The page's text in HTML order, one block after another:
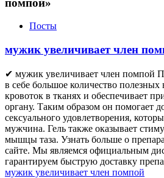
помпой»
Посты
мужик увеличивает член
✔ мужик увеличивает член помпой
в себе большое количество полезных
кровоток в тканях и обеспечивает
органу. Таким образом он помогает
сексуального удовлетворения,
мужчина. Гель также оказывает
мышцы таза. Узнать больше о
сайте. Мы являемся официальным
гарантируем быструю доставку
мужик увеличивает член помпой